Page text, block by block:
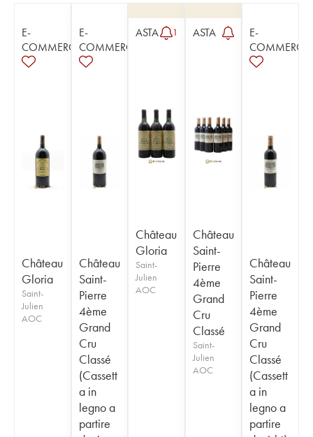
E-
COMMERCE
Château
Gloria
Saint-
Julien
AOC
E-
COMMERCE
Château
Saint-
Pierre
4ème
Grand
Cru
Classé
(Cassett
a in
legno a
partire
ASTA 1
Château
Gloria
Saint-
Julien
AOC
ASTA
Château
Saint-
Pierre
4ème
Grand
Cru
Classé
Saint-
Julien
AOC
E-
COMMERCE
Château
Saint-
Pierre
4ème
Grand
Cru
Classé
(Cassett
a in
legno a
partire